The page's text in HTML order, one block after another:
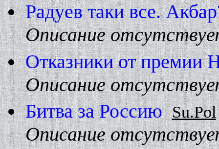
Радyев таки все.
Описание
Отказники от премии
Описание
Битва за Россию Su.Pol
Описание